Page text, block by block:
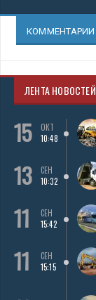
КОММЕНТАРИИ
ЛЕНТА НОВОСТЕЙ
15
ОКТ
10:48
13
СЕН
10:32
11
СЕН
15:42
11
СЕН
15:15